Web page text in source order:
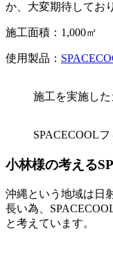
か、大変期待してお
施工面積：1,000㎡
使用製品：
施工を実施し
SPACECOOL
小林様の考える
沖縄という地域は日
長い為、
と考えています。